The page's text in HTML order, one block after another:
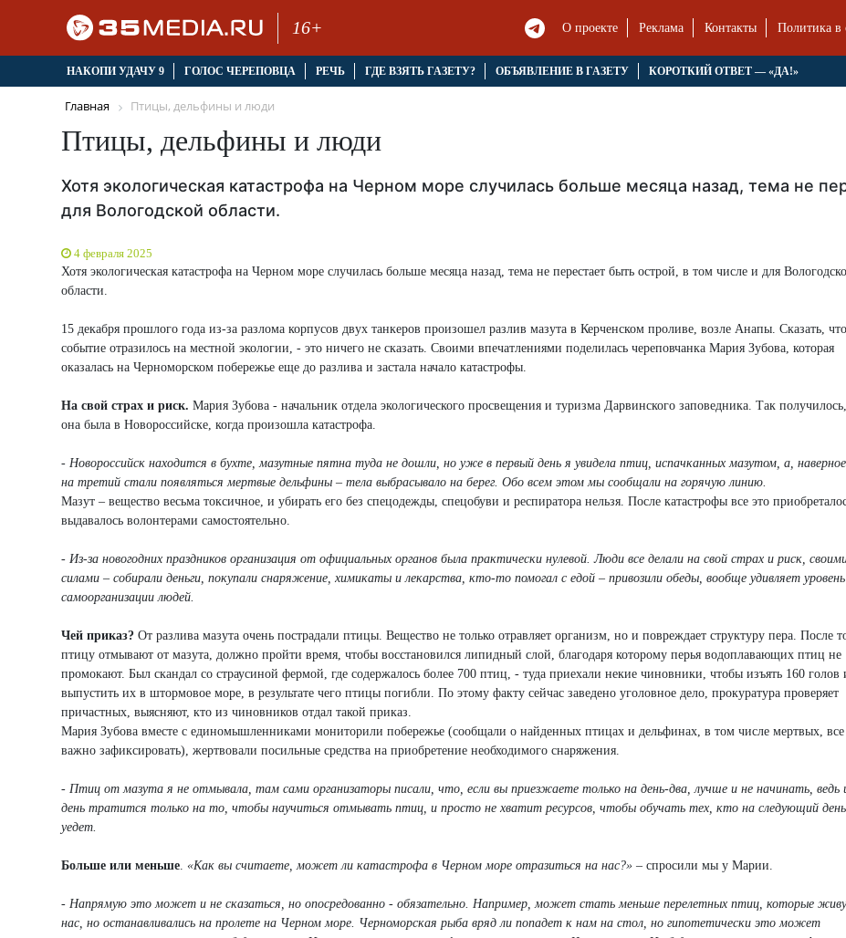
16+ О проекте Реклама Контакты Политика в
НАКОПИ УДАЧУ 9 ГОЛОС ЧЕРЕПОВЦА РЕЧЬ ГДЕ ВЗЯТЬ ГАЗЕТУ? ОБЪЯВЛЕНИЕ В ГАЗЕТУ КОРОТКИЙ ОТВЕТ — «ДА!»
Главная Птицы, дельфины и люди
Птицы, дельфины и люди
Хотя экологическая катастрофа на Черном море случилась больше месяца назад, тема не
для Вологодской области.
4 февраля 2025
Хотя экологическая катастрофа на Черном море случилась больше месяца назад, тема не перестает быть острой, в том числе и для
области.
15 декабря прошлого года из-за разлома корпусов двух танкеров произошел разлив мазута в Керченском проливе, возле Анапы. Сказать, что
событие отразилось на местной экологии, - это ничего не сказать. Своими впечатлениями поделилась череповчанка Мария Зубова, которая
оказалась на Черноморском побережье еще до разлива и застала начало катастрофы.
На свой страх и риск. Мария Зубова - начальник отдела экологического просвещения и туризма Дарвинского заповедника. Так
она была в Новороссийске, когда произошла катастрофа.
- Новороссийск находится в бухте, мазутные пятна туда не дошли, но уже в первый день я увидела птиц, испачканных мазутом, а,
на третий стали появляться мертвые дельфины – тела выбрасывало на берег. Обо всем этом мы сообщали на горячую линию.
Мазут – вещество весьма токсичное, и убирать его без спецодежды, спецобуви и респиратора нельзя. После катастрофы все это
выдавалось волонтерами самостоятельно.
- Из-за новогодних праздников организация от официальных органов была практически нулевой. Люди все делали на свой страх и риск,
силами – собирали деньги, покупали снаряжение, химикаты и лекарства, кто-то помогал с едой – привозили обеды, вообще удивляет уровень
самоорганизации людей.
Чей приказ? От разлива мазута очень пострадали птицы. Вещество не только отравляет организм, но и повреждает структуру пера. После
птицу отмывают от мазута, должно пройти время, чтобы восстановился липидный слой, благодаря которому перья водоплавающих птиц не
промокают. Был скандал со страусиной фермой, где содержалось более 700 птиц, - туда приехали некие чиновники, чтобы изъять 160 голов
выпустить их в штормовое море, в результате чего птицы погибли. По этому факту сейчас заведено уголовное дело, прокуратура проверяет
причастных, выясняют, кто из чиновников отдал такой приказ.
Мария Зубова вместе с единомышленниками мониторили побережье (сообщали о найденных птицах и дельфинах, в том числе мертвых, все
важно зафиксировать), жертвовали посильные средства на приобретение необходимого снаряжения.
- Птиц от мазута я не отмывала, там сами организаторы писали, что, если вы приезжаете только на день-два, лучше и не начинать, ведь
день тратится только на то, чтобы научиться отмывать птиц, и просто не хватит ресурсов, чтобы обучать тех, кто на следующий день
уедет.
Больше или меньше «Как вы считаете, может ли катастрофа в Черном море отразиться на нас?» – спросили мы у Марии.
- Напрямую это может и не сказаться, но опосредованно - обязательно. Например, может стать меньше перелетных птиц, которые
нас, но останавливались на пролете на Черном море. Черноморская рыба вряд ли попадет к нам на стол, но гипотетически это может